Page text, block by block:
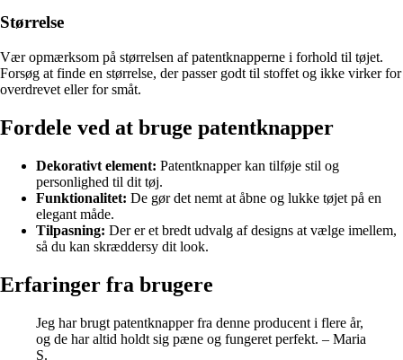
Størrelse
Vær opmærksom på størrelsen af patentknapperne i forhold til tøjet.
Forsøg at finde en størrelse, der passer godt til stoffet og ikke virker for
overdrevet eller for småt.
Fordele ved at bruge patentknapper
Dekorativt element: Patentknapper kan tilføje stil og
personlighed til dit tøj.
Funktionalitet: De gør det nemt at åbne og lukke tøjet på en
elegant måde.
Tilpasning: Der er et bredt udvalg af designs at vælge imellem,
så du kan skræddersy dit look.
Erfaringer fra brugere
Jeg har brugt patentknapper fra denne producent i flere år,
og de har altid holdt sig pæne og fungeret perfekt. – Maria
S.